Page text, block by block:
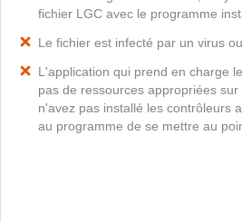
fichier LGC avec le programme
Le fichier est infecté par un virus
L'application qui prend en charge
pas de ressources appropriées
n'avez pas installé les contrôleurs
au programme de se mettre au